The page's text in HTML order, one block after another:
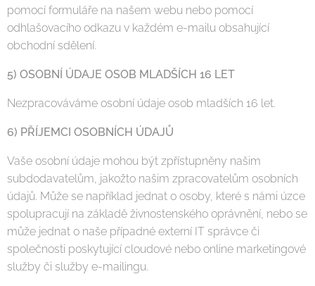
pomocí formuláře na našem webu nebo pomocí
odhlašovacího odkazu v každém e-mailu obsahující
obchodní sdělení.
5) OSOBNÍ ÚDAJE OSOB MLADŠÍCH 16 LET
Nezpracováváme osobní údaje osob mladších 16 let.
6) PŘÍJEMCI OSOBNÍCH ÚDAJŮ
Vaše osobní údaje mohou být zpřístupněny našim
subdodavatelům, jakožto našim zpracovatelům osobních
údajů. Může se například jednat o osoby, které s námi úzce
spolupracují na základě živnostenského oprávnění, nebo se
může jednat o naše případné externí IT správce či
společnosti poskytující cloudové nebo online marketingové
služby či služby e-mailingu.